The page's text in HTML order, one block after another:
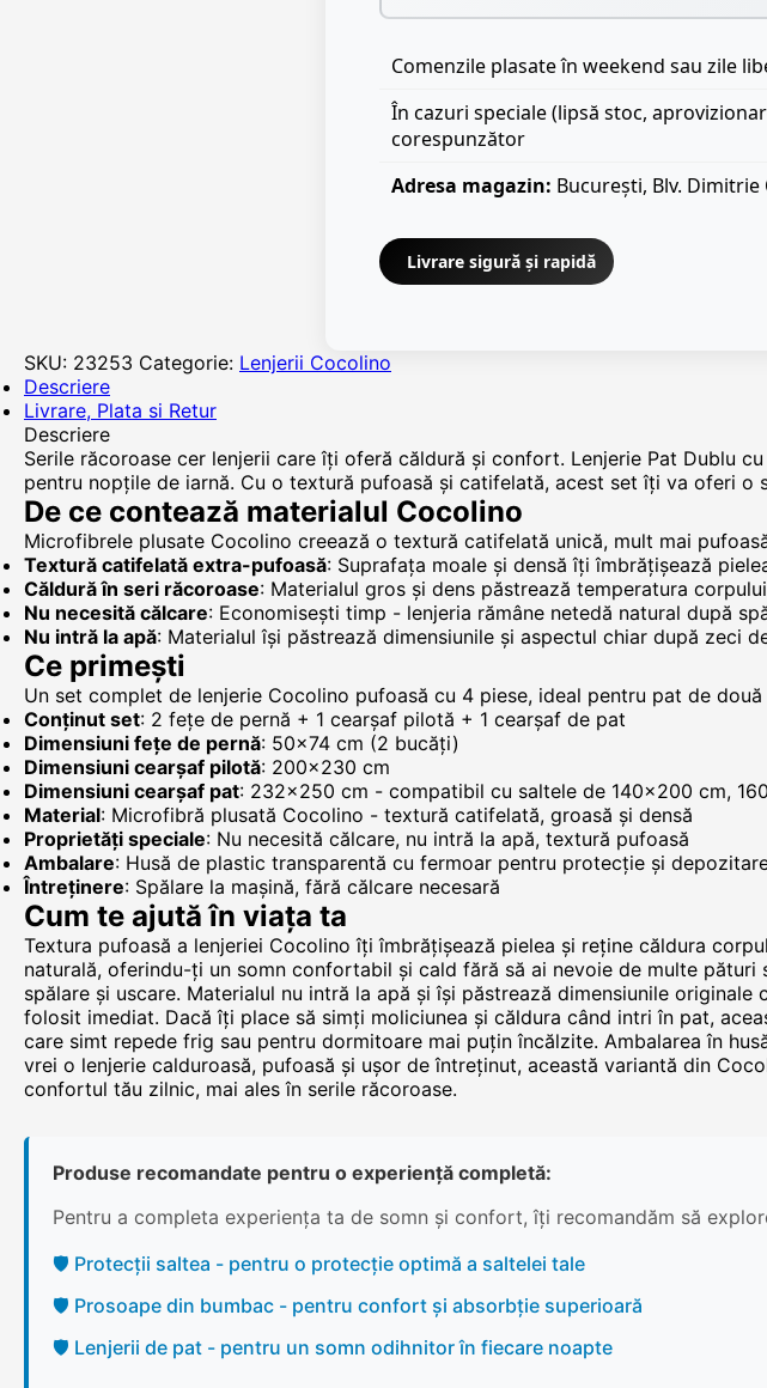
Comenzile plasate în weekend sau zile
În cazuri speciale (lipsă stoc,
corespunzător
Adresa magazin: București, Blv. Dimitrie
Livrare sigură și rapidă
SKU: 23253 Categorie: Lenjerii Cocolino
Descriere
Livrare, Plata si Retur
Descriere
Serile răcoroase cer lenjerii care îți oferă căldură și confort. Lenjerie Pat Dublu
pentru nopțile de iarnă. Cu o textură pufoasă și catifelată, acest set îți va oferi o
De ce contează materialul Cocolino
Microfibrele plusate Cocolino creează o textură catifelată unică, mult mai
Textură catifelată extra-pufoasă: Suprafața moale și densă îți îmbrățișează
Căldură în seri răcoroase: Materialul gros și dens păstrează temperatura
Nu necesită călcare: Economisești timp - lenjeria rămâne netedă natural după
Nu intră la apă: Materialul își păstrează dimensiunile și aspectul chiar după zeci
Ce primești
Un set complet de lenjerie Cocolino pufoasă cu 4 piese, ideal pentru pat de două
Conținut set: 2 fețe de pernă + 1 cearșaf pilotă + 1 cearșaf de pat
Dimensiuni fețe de pernă: 50x74 cm (2 bucăți)
Dimensiuni cearșaf pilotă: 200x230 cm
Dimensiuni cearșaf pat: 232x250 cm - compatibil cu saltele de 140x200 cm,
Material: Microfibră plusată Cocolino - textură catifelată, groasă și densă
Proprietăți speciale: Nu necesită călcare, nu intră la apă, textură pufoasă
Ambalare: Husă de plastic transparentă cu fermoar pentru protecție și
Întreținere: Spălare la mașină, fără călcare necesară
Cum te ajută în viața ta
Textura pufoasă a lenjeriei Cocolino îți îmbrățișează pielea și reține căldura
naturală, oferindu-ți un somn confortabil și cald fără să ai nevoie de multe
spălare și uscare. Materialul nu intră la apă și își păstrează dimensiunile
folosit imediat. Dacă îți place să simți moliciunea și căldura când intri în pat,
care simt repede frig sau pentru dormitoare mai puțin încălzite. Ambalarea în
vrei o lenjerie calduroasă, pufoasă și ușor de întreținut, această variantă din
confortul tău zilnic, mai ales în serile răcoroase.
Produse recomandate pentru o experiență completă:
Pentru a completa experiența ta de somn și confort, îți recomandăm să
🛡️ Protecții saltea - pentru o protecție optimă a saltelei tale
🛡️ Prosoape din bumbac - pentru confort și absorbție superioară
🛡️ Lenjerii de pat - pentru un somn odihnitor în fiecare noapte